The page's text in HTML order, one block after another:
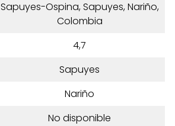
Sapuyes-Ospina, Sapuyes, Nariño,
Colombia
4,7
Sapuyes
Nariño
No disponible